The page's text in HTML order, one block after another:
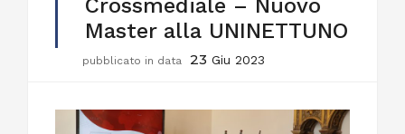
Crossmediale – Nuovo
Master alla UNINETTUNO
pubblicato in data 23 Giu 2023